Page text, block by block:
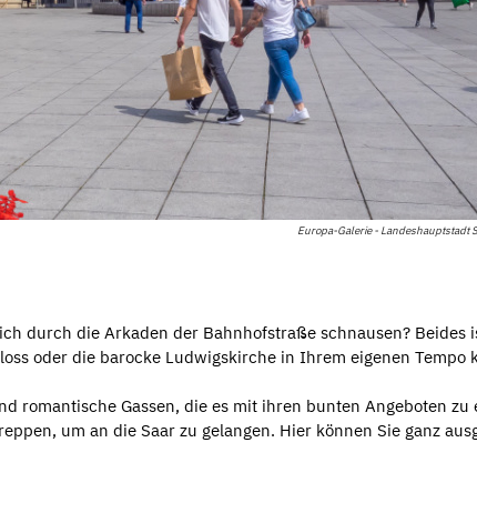
Europa-Galerie - Landeshauptstadt
durch die Arkaden der Bahnhofstraße schnausen? Beides
oder die barocke Ludwigskirche in Ihrem eigenen Tempo
romantische Gassen, die es mit ihren bunten Angeboten
um an die Saar zu gelangen. Hier können Sie ganz